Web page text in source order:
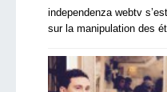
independenza webtv
sur la manipulation des